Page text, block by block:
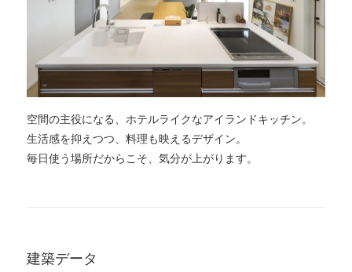
空間の主役になる、ホテルライクなアイランドキッチン。
生活感を抑えつつ、料理も映えるデザイン。
毎日使う場所だからこそ、気分が上がります。
建築データ